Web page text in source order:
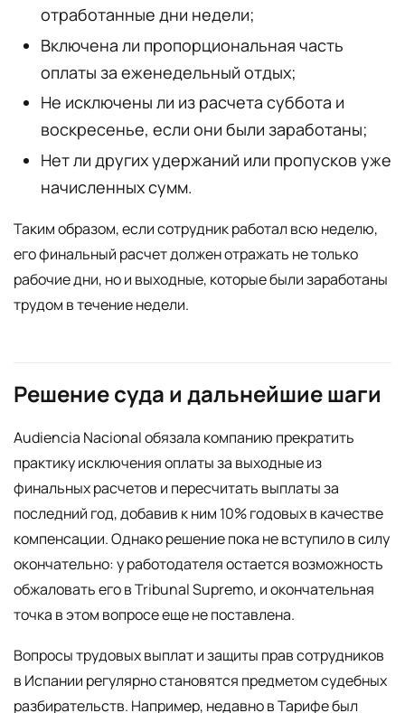
отработанные дни недели;
Включена ли пропорциональная часть
оплаты за еженедельный отдых;
Не исключены ли из расчета суббота и
воскресенье, если они были заработаны;
Нет ли других удержаний или пропусков уже
начисленных сумм.
Таким образом, если сотрудник работал всю неделю,
его финальный расчет должен отражать не только
рабочие дни, но и выходные, которые были заработаны
трудом в течение недели.
Решение суда и дальнейшие шаги
Audiencia Nacional обязала компанию прекратить
практику исключения оплаты за выходные из
финальных расчетов и пересчитать выплаты за
последний год, добавив к ним 10% годовых в качестве
компенсации. Однако решение пока не вступило в силу
окончательно: у работодателя остается возможность
обжаловать его в Tribunal Supremo, и окончательная
точка в этом вопросе еще не поставлена.
Вопросы трудовых выплат и защиты прав сотрудников
в Испании регулярно становятся предметом судебных
разбирательств. Например, недавно в Тарифе был